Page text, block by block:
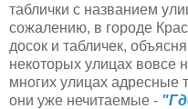
таблички с названием
сожалению, в городе
досок и табличек,
некоторых улицах вовсе
многих улицах адресные
они уже нечитаемые -